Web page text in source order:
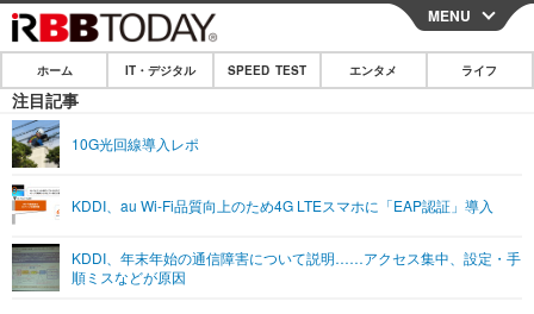
CLOSE
ホーム
IT・デジタル
ショッピング その他
エンタメTOP
ライフ
MENU
ホーム IT・デジタル SPEED TEST エンタメ ライフ
注目記事
10G光回線導入レポ
KDDI、au Wi-Fi品質向上のため4G LTEスマホに「EAP認証」導入
KDDI、年末年始の通信障害について説明……アクセス集中、設定・手
順ミスなどが原因